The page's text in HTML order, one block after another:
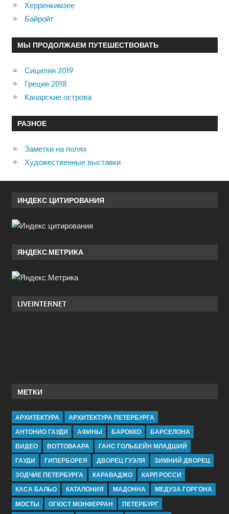
Херренкимзее
Байройт
МЫ ПРОДОЛЖАЕМ ПУТЕШЕСТВОВАТЬ
Сицилия 2019
Греция 2018
Канарские острова
РАЗНОЕ
Заметки на полях
Художественные выставки
ИНДЕКС ЦИТИРОВАНИЯ
ЯНДЕКС.МЕТРИКА
LIVEINTERNET
МЕТКИ
АРХИТЕКТУРА
АРХИТЕКТУРА ПЕТЕРБУРГА
АНТОНИО ГАУДИ
АФИНЫ БАРОККО
БАРСЕЛОНА
ВИДЕО
ВОТТОВААРА
ГАНС ГОЛЬБЕЙН МЛАДШИЙ
ГАУДИ
ГИПЕРБОРЕЯ ДВОРЕЦ ГУЭЛЯ
ЗИМНИЙ ДВОРЕЦ
ЗОДЧИЕ ПЕТЕРБУРГА
КАРАВАДЖО
КАРЛ РОССИ
КАСА БАЛЬО
КАТАЛОНИЯ МАДОННА
МЕДУЗА ГОРГОНА
МОСТЫ
ОГЮСТ МОНФЕРРАН ПЕТЕРБУРГ